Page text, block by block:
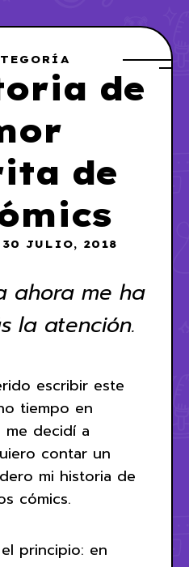
de
de
30 JULIO, 2018
ahora me ha
la atención.
escribir este
tiempo en
decidí a
contar un
mi historia de
cómics.
principio: en